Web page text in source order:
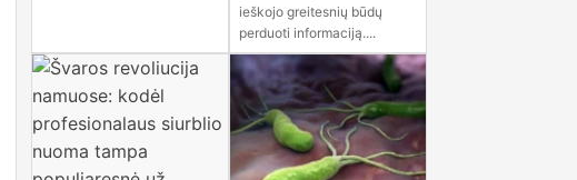
ieškojo greitesnių būdų
perduoti informaciją....